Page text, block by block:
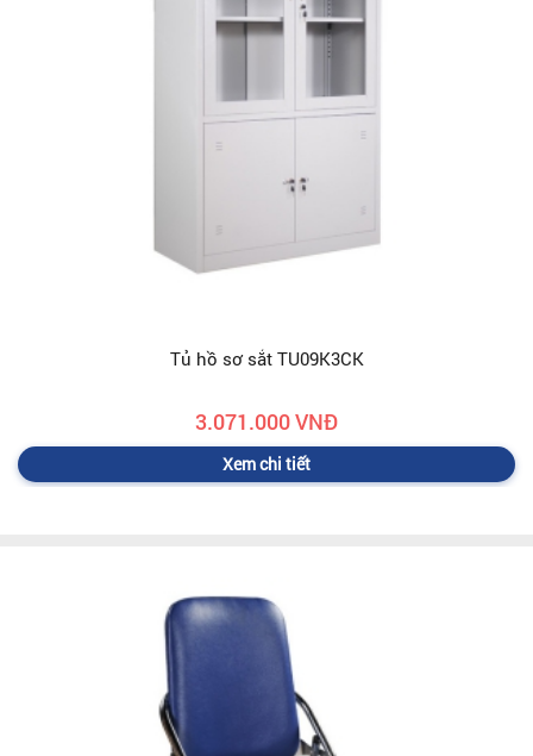
Tủ hồ sơ sắt TU09K3CK
3.071.000 VNĐ
Xem chi tiết